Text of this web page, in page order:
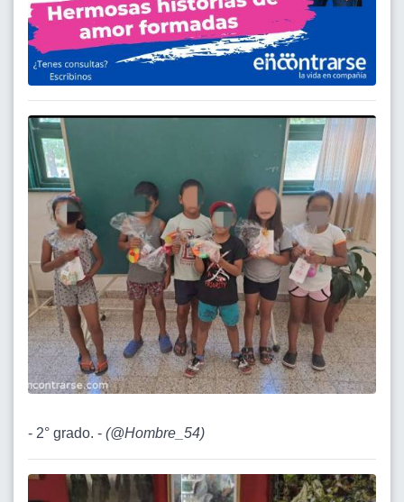
- 2° grado. - (@Hombre_54)